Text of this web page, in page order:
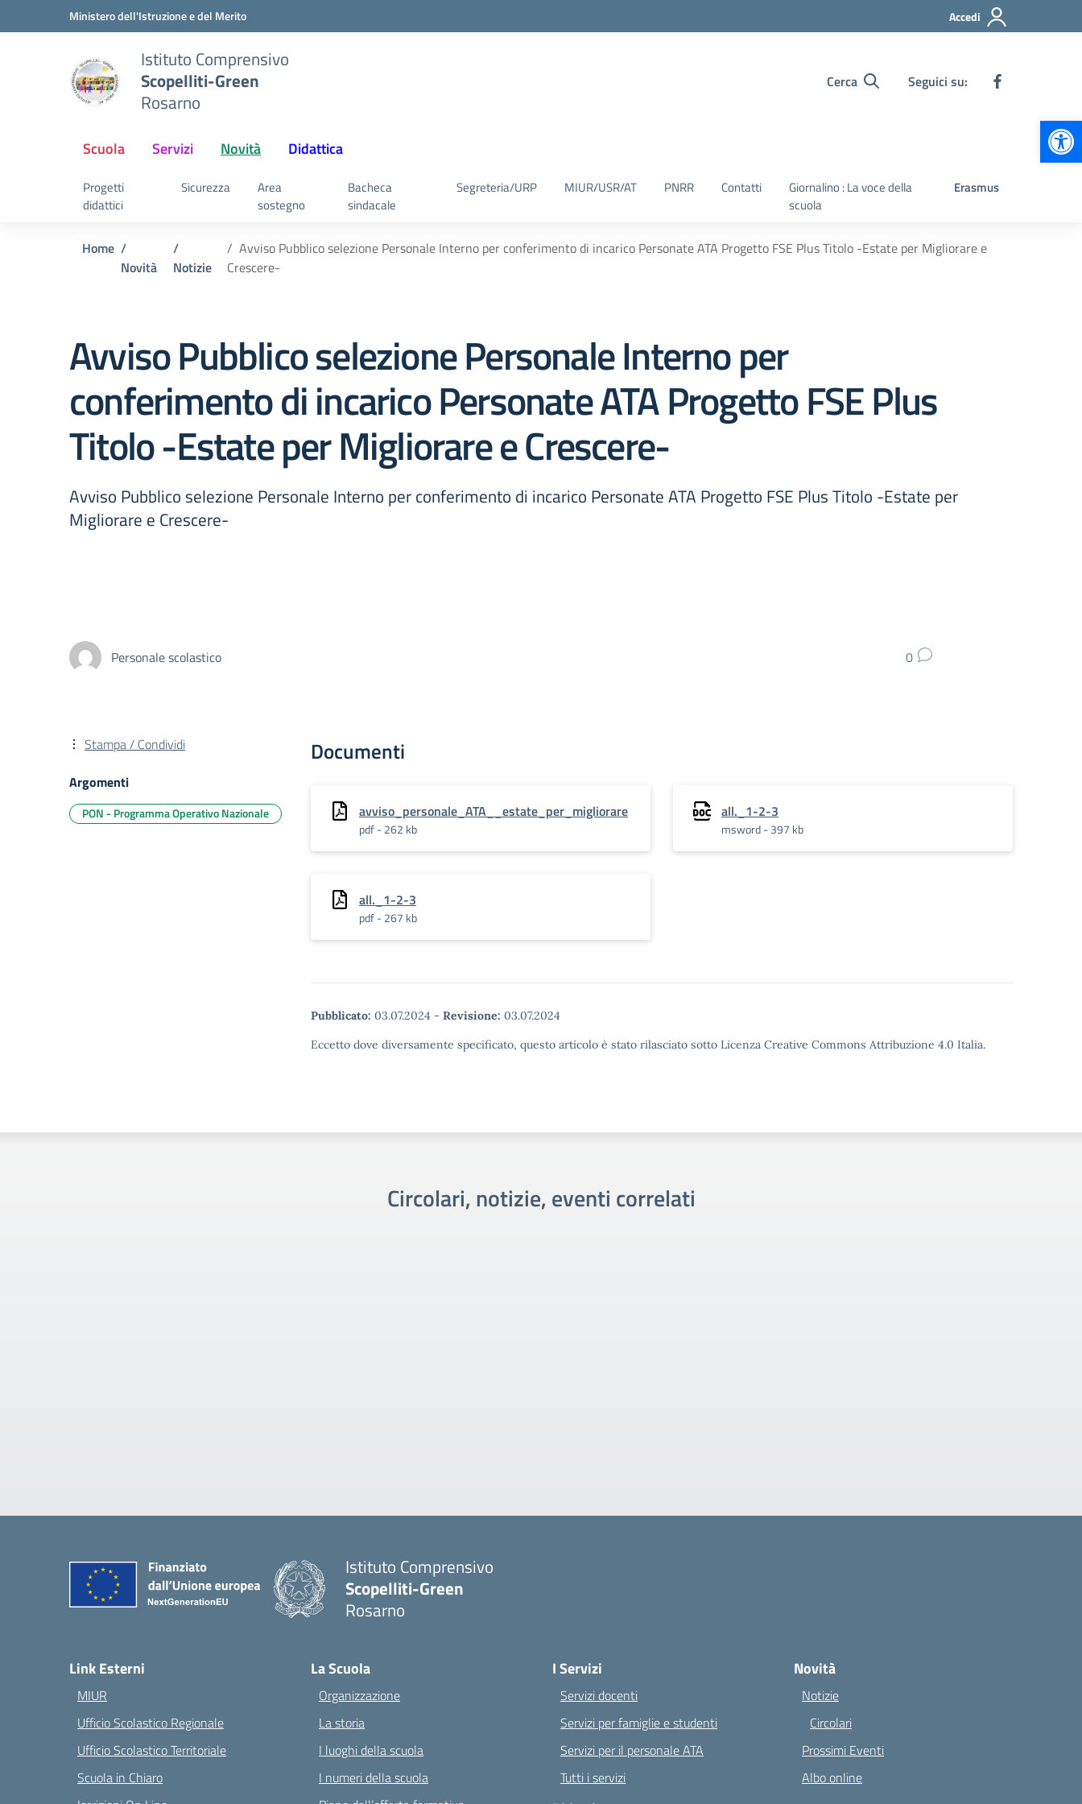
Vai ai contenuti
Vai al menu di navigazioneMinistero dell'Istruzione e del Merito Accedi
Istituto Comprensivo
Scopelliti-Green
Rosarno
Cerca Seguici su:
Scuola Servizi Novità Didattica
Progetti
didattici
Sicurezza
Area
sostegno
Bacheca
sindacale
Segreteria/URP MIUR/USR/AT PNRR Contatti
Giornalino : La voce della
scuola
Erasmus
Home
Novità
Notizie
Avviso Pubblico selezione Personale Interno per conferimento di incarico Personate ATA Progetto FSE Plus Titolo -Estate per Migliorare e
Crescere-
Avviso Pubblico selezione Personale Interno per
conferimento di incarico Personate ATA Progetto FSE Plus
Titolo -Estate per Migliorare e Crescere-
Avviso Pubblico selezione Personale Interno per conferimento di incarico Personate ATA Progetto FSE Plus Titolo -Estate per
Migliorare e Crescere-
Personale scolastico 0
Documenti
avviso_personale_ATA__estate_per_migliorare
pdf - 262 kb
all._1-2-3
msword - 397 kb
all._1-2-3
pdf - 267 kb
Pubblicato: 03.07.2024 - Revisione: 03.07.2024
Eccetto dove diversamente specificato, questo articolo è stato rilasciato sotto Licenza Creative Commons Attribuzione 4.0 Italia.
Stampa / Condividi
Argomenti
PON - Programma Operativo Nazionale
Circolari, notizie, eventi correlati
Istituto Comprensivo
Scopelliti-Green
Rosarno
Link Esterni
MIUR
Ufficio Scolastico Regionale
Ufficio Scolastico Territoriale
Scuola in Chiaro
La Scuola
Organizzazione
La storia
I luoghi della scuola
I numeri della scuola
I Servizi
Servizi docenti
Servizi per famiglie e studenti
Servizi per il personale ATA
Tutti i servizi
Novità
Notizie
Circolari
Prossimi Eventi
Albo online